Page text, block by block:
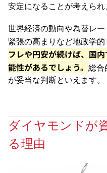
安定になることが考えられ
世界経済の動向や為替レ
緊張の高まりなど地政学的
フレや円安が続けば、国
能性があるでしょう。 総合
が妥当な判断といえます。
ダイヤモンドが
る理由